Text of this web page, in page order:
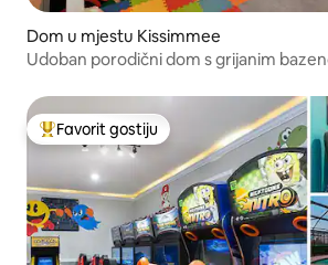
Dom u mjestu Kissimmee
Udoban porodični dom s grijanim
Glavni favorit gostiju
Favorit gostiju